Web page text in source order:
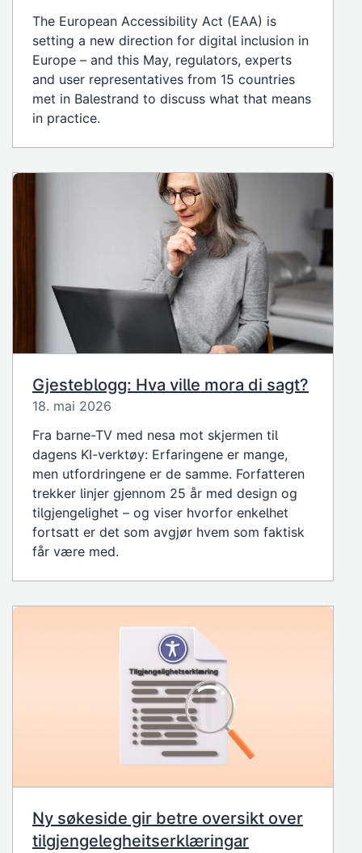
The European Accessibility Act (EAA) is
setting a new direction for digital inclusion in
Europe – and this May, regulators, experts
and user representatives from 15 countries
met in Balestrand to discuss what that means
in practice.
Gjesteblogg: Hva ville mora di sagt?
18. mai 2026
Fra barne-TV med nesa mot skjermen til
dagens KI-verktøy: Erfaringene er mange,
men utfordringene er de samme. Forfatteren
trekker linjer gjennom 25 år med design og
tilgjengelighet – og viser hvorfor enkelhet
fortsatt er det som avgjør hvem som faktisk
får være med.
Ny søkeside gir betre oversikt over
tilgjengelegheitserklæringar